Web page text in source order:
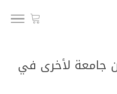
جامعة لأخرى في